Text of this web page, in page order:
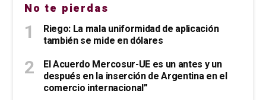
No te pierdas
Riego: La mala uniformidad de aplicación
también se mide en dólares
El Acuerdo Mercosur-UE es un antes y un
después en la inserción de Argentina en el
comercio internacional”